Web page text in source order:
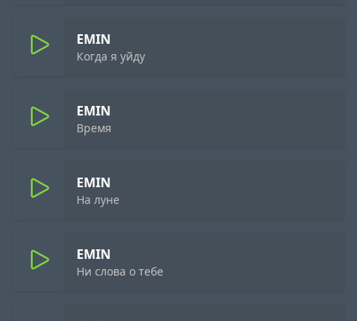
EMIN
Когда я уйду
EMIN
Время
EMIN
На луне
EMIN
Ни слова о тебе